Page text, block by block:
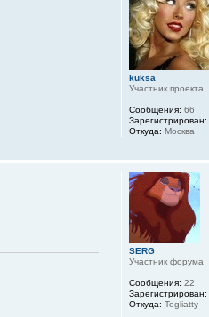
kuksa
Участник проекта
Сообщения: 66
Зарегистрирован:
Откуда: Москва
SERG
Участник форума
Сообщения: 22
Зарегистрирован:
Откуда: Togliatty